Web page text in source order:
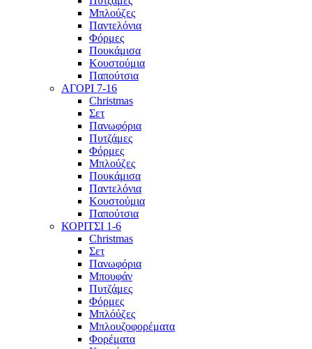
Μπλούζες
Παντελόνια
Φόρμες
Πουκάμισα
Κουστούμια
Παπούτσια
ΑΓΟΡΙ 7-16
Christmas
Σετ
Πανωφόρια
Πυτζάμες
Φόρμες
Μπλούζες
Πουκάμισα
Παντελόνια
Κουστούμια
Παπούτσια
ΚΟΡΙΤΣΙ 1-6
Christmas
Σετ
Πανωφόρια
Μπουφάν
Πυτζάμες
Φόρμες
Μπλόύζες
Μπλουζοφορέματα
Φορέματα